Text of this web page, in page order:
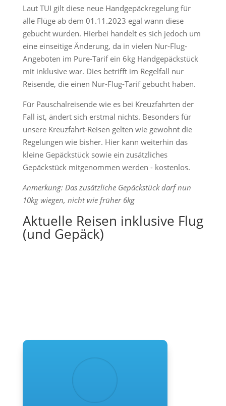
Laut TUI gilt diese neue Handgepäckregelung für
alle Flüge ab dem 01.11.2023 egal wann diese
gebucht wurden. Hierbei handelt es sich jedoch um
eine einseitige Änderung, da in vielen Nur-Flug-
Angeboten im Pure-Tarif ein 6kg Handgepäckstück
mit inklusive war. Dies betrifft im Regelfall nur
Reisende, die einen Nur-Flug-Tarif gebucht haben.
Für Pauschalreisende wie es bei Kreuzfahrten der
Fall ist, ändert sich erstmal nichts. Besonders für
unsere Kreuzfahrt-Reisen gelten wie gewohnt die
Regelungen wie bisher. Hier kann weiterhin das
kleine Gepäckstück sowie ein zusätzliches
Gepäckstück mitgenommen werden - kostenlos.
Anmerkung: Das zusätzliche Gepäckstück darf nun
10kg wiegen, nicht wie früher 6kg
Aktuelle Reisen inklusive Flug
(und Gepäck)